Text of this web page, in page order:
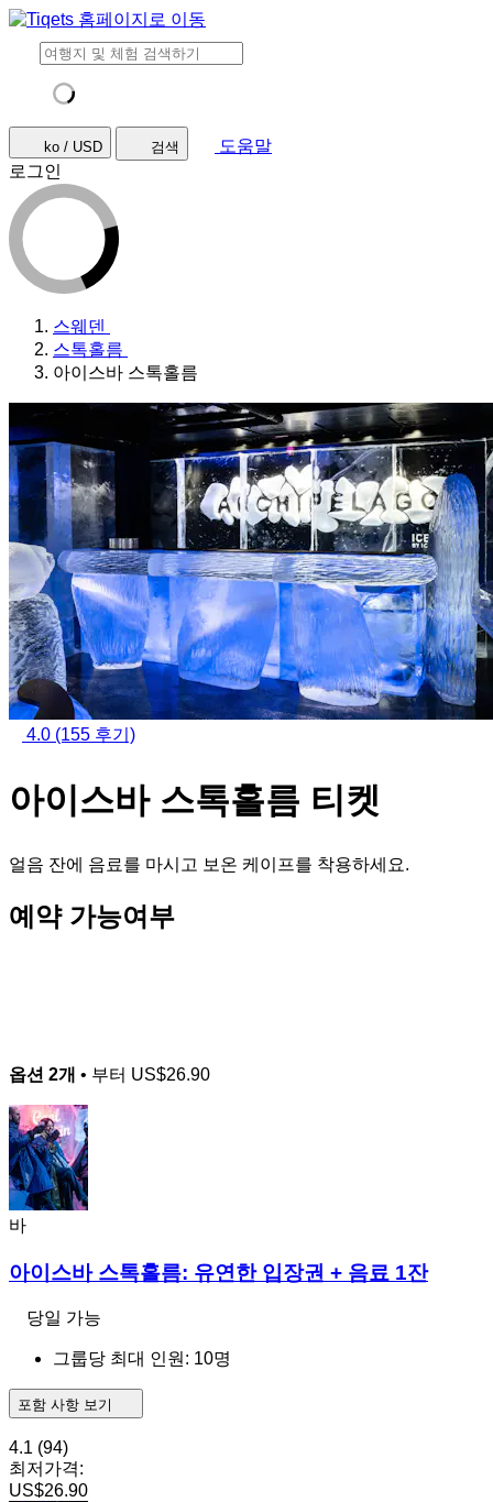
ko / USD 검색
도움말
로그인
스웨덴
스톡홀름
아이스바 스톡홀름
4.0 (155 후기)
아이스바 스톡홀름 티켓
얼음 잔에 음료를 마시고 보온 케이프를 착용하세요.
예약 가능여부
옵션 2개 • 부터 US$26.90
바
아이스바 스톡홀름: 유연한 입장권 + 음료 1잔
당일 가능
그룹당 최대 인원: 10명
포함 사항 보기
4.1 (94)
최저가격:
US$26.90